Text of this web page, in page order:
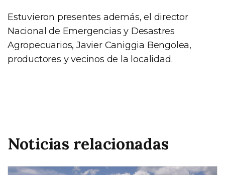
Estuvieron presentes además, el director
Nacional de Emergencias y Desastres
Agropecuarios, Javier Caniggia Bengolea,
productores y vecinos de la localidad.
Noticias relacionadas